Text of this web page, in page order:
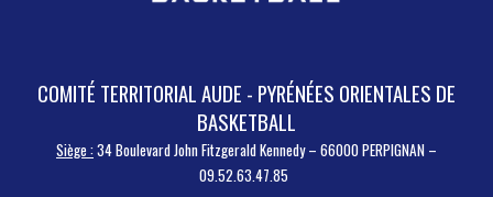
COMITÉ TERRITORIAL AUDE - PYRÉNÉES ORIENTALES DE
BASKETBALL
Siège :34 Boulevard John Fitzgerald Kennedy – 66000 PERPIGNAN –
09.52.63.47.85